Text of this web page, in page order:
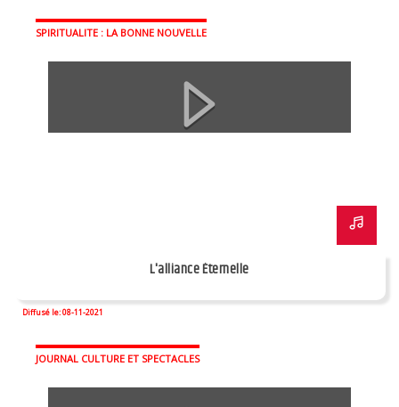
SPIRITUALITE : LA BONNE NOUVELLE
L'alliance Éternelle
Diffusé le: 08-11-2021
JOURNAL CULTURE ET SPECTACLES